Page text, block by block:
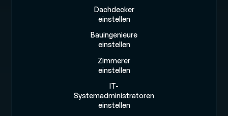
Dachdecker
einstellen
Bauingenieure
einstellen
Zimmerer
einstellen
IT-
Systemadministratoren
einstellen